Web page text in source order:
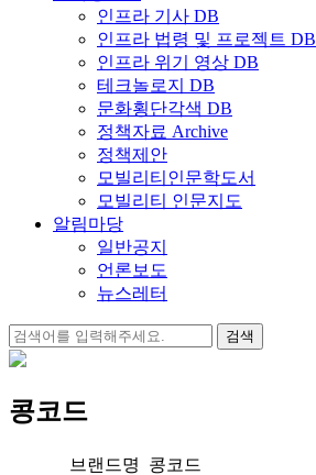
인프라 기사 DB
인프라 법령 및 프로젝트 DB
인프라 위기 영상 DB
테크놀로지 DB
문화횡단각색 DB
정책자료 Archive
정책제안
모빌리티인문학도서
모빌리티 인문지도
알림마당
일반공지
언론보도
뉴스레터
검
색:
콩코드
브랜드명
콩코드